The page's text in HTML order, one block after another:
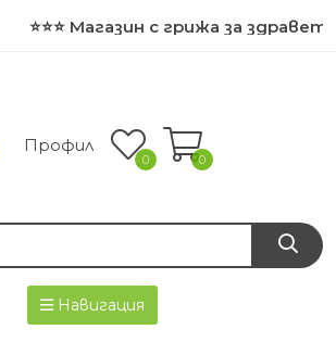
⭐⭐⭐ Магазин с грижа за здравето и
Профил
0 0
Навигация